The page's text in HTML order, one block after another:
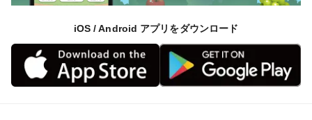
iOS / Android アプリをダウンロード